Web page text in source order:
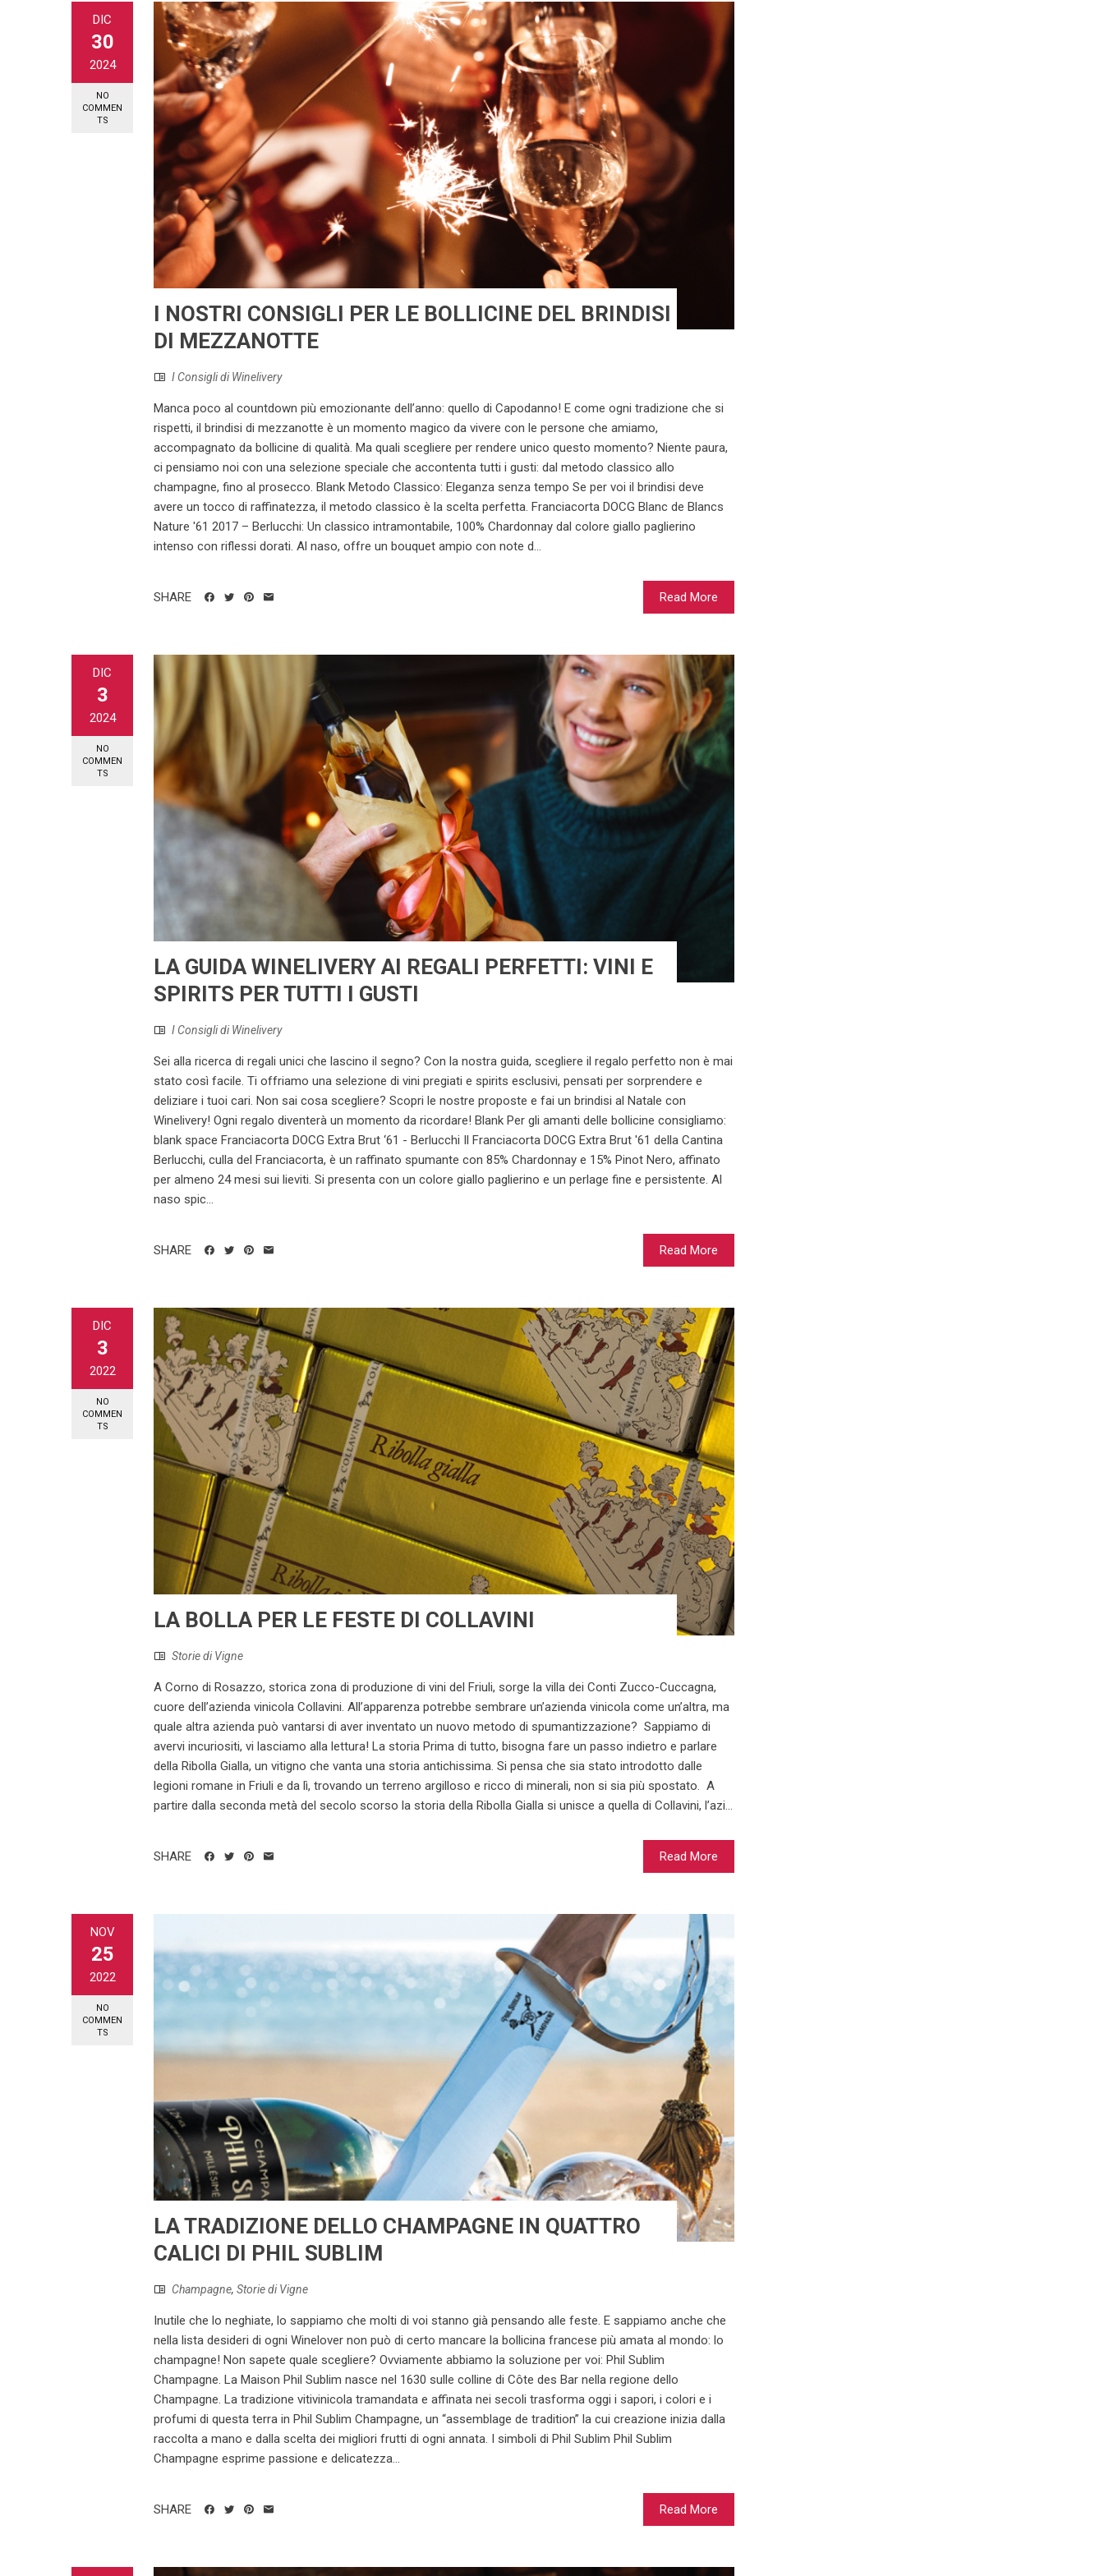
DIC
30
2024
NO
COMMEN
TS
I NOSTRI CONSIGLI PER LE BOLLICINE DEL BRINDISI
DI MEZZANOTTE
I Consigli di Winelivery
Manca poco al countdown più emozionante dell’anno: quello di Capodanno! E come ogni tradizione che si
rispetti, il brindisi di mezzanotte è un momento magico da vivere con le persone che amiamo,
accompagnato da bollicine di qualità. Ma quali scegliere per rendere unico questo momento? Niente paura,
ci pensiamo noi con una selezione speciale che accontenta tutti i gusti: dal metodo classico allo
champagne, fino al prosecco. Blank Metodo Classico: Eleganza senza tempo Se per voi il brindisi deve
avere un tocco di raffinatezza, il metodo classico è la scelta perfetta. Franciacorta DOCG Blanc de Blancs
Nature '61 2017 – Berlucchi: Un classico intramontabile, 100% Chardonnay dal colore giallo paglierino
intenso con riflessi dorati. Al naso, offre un bouquet ampio con note d...
Read More
SHARE
DIC
3
2024
NO
COMMEN
TS
LA GUIDA WINELIVERY AI REGALI PERFETTI: VINI E
SPIRITS PER TUTTI I GUSTI
I Consigli di Winelivery
Sei alla ricerca di regali unici che lascino il segno? Con la nostra guida, scegliere il regalo perfetto non è mai
stato così facile. Ti offriamo una selezione di vini pregiati e spirits esclusivi, pensati per sorprendere e
deliziare i tuoi cari. Non sai cosa scegliere? Scopri le nostre proposte e fai un brindisi al Natale con
Winelivery! Ogni regalo diventerà un momento da ricordare! Blank Per gli amanti delle bollicine consigliamo:
blank space Franciacorta DOCG Extra Brut ‘61 - Berlucchi Il Franciacorta DOCG Extra Brut '61 della Cantina
Berlucchi, culla del Franciacorta, è un raffinato spumante con 85% Chardonnay e 15% Pinot Nero, affinato
per almeno 24 mesi sui lieviti. Si presenta con un colore giallo paglierino e un perlage fine e persistente. Al
naso spic...
Read More
SHARE
DIC
3
2022
NO
COMMEN
TS
LA BOLLA PER LE FESTE DI COLLAVINI
Storie di Vigne
A Corno di Rosazzo, storica zona di produzione di vini del Friuli, sorge la villa dei Conti Zucco-Cuccagna,
cuore dell’azienda vinicola Collavini. All’apparenza potrebbe sembrare un’azienda vinicola come un’altra, ma
quale altra azienda può vantarsi di aver inventato un nuovo metodo di spumantizzazione? Sappiamo di
avervi incuriositi, vi lasciamo alla lettura! La storia Prima di tutto, bisogna fare un passo indietro e parlare
della Ribolla Gialla, un vitigno che vanta una storia antichissima. Si pensa che sia stato introdotto dalle
legioni romane in Friuli e da lì, trovando un terreno argilloso e ricco di minerali, non si sia più spostato. A
partire dalla seconda metà del secolo scorso la storia della Ribolla Gialla si unisce a quella di Collavini, l’azi...
Read More
SHARE
NOV
25
2022
NO
COMMEN
TS
LA TRADIZIONE DELLO CHAMPAGNE IN QUATTRO
CALICI DI PHIL SUBLIM
Champagne, Storie di Vigne
Inutile che lo neghiate, lo sappiamo che molti di voi stanno già pensando alle feste. E sappiamo anche che
nella lista desideri di ogni Winelover non può di certo mancare la bollicina francese più amata al mondo: lo
champagne! Non sapete quale scegliere? Ovviamente abbiamo la soluzione per voi: Phil Sublim
Champagne. La Maison Phil Sublim nasce nel 1630 sulle colline di Côte des Bar nella regione dello
Champagne. La tradizione vitivinicola tramandata e affinata nei secoli trasforma oggi i sapori, i colori e i
profumi di questa terra in Phil Sublim Champagne, un “assemblage de tradition” la cui creazione inizia dalla
raccolta a mano e dalla scelta dei migliori frutti di ogni annata. I simboli di Phil Sublim Phil Sublim
Champagne esprime passione e delicatezza...
Read More
SHARE